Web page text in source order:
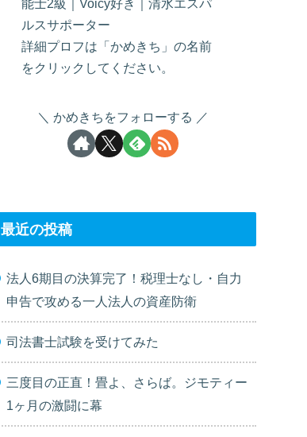
ルスサポーター
詳細プロフは「かめきち」の名前
をクリックしてください。
かめきちをフォローする
最近の投稿
法人6期目の決算完了！税理士なし・自力
申告で攻める一人法人の資産防衛
司法書士試験を受けてみた
三度目の正直！畳よ、さらば。ジモティー
1ヶ月の激闘に幕